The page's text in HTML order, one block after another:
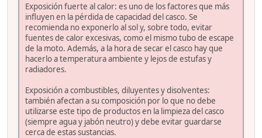
Exposición fuerte al calor: es uno de los factores que más
influyen en la pérdida de capacidad del casco. Se
recomienda no exponerlo al sol y, sobre todo, evitar
fuentes de calor excesivas, como el mismo tubo de escape
de la moto. Además, a la hora de secar el casco hay que
hacerlo a temperatura ambiente y lejos de estufas y
radiadores.
Exposición a combustibles, diluyentes y disolventes:
también afectan a su composición por lo que no debe
utilizarse este tipo de productos en la limpieza del casco
(siempre agua y jabón neutro) y debe evitar guardarse
cerca de estas sustancias.